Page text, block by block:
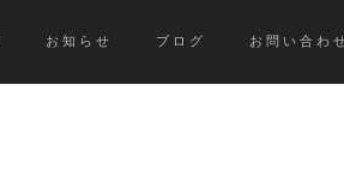
お知らせ ブログ お問い合わ